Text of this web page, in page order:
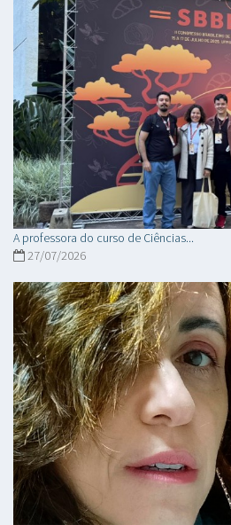
A professora do curso de Ciências...
27/07/2026